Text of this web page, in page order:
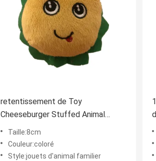
retentissement de Toy
Cheeseburger Stuffed Animal
Whistle de peluche d'hamburger de
3.15in 0.08m
Taille:8cm
Couleur:coloré
Style:jouets d'animal familier